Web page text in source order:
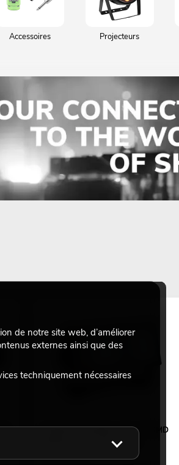
Accessoires Projecteurs
EUROLITE Multiflood Pro IP SMD
RGBW Strobe/Wash MK2
de notre site web, d’améliorer
externes ainsi que des
techniquement nécessaires